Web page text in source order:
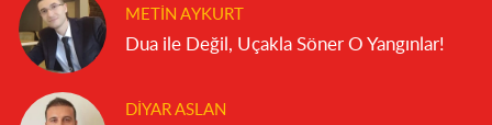
METIN AYKURT
Dua ile Değil, Uçakla Söner O Yangınlar!
DIYAR ASLAN